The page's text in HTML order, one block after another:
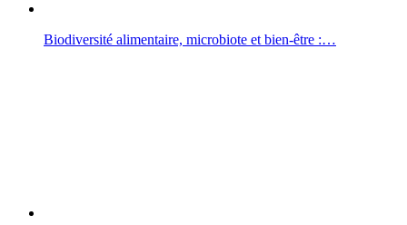
Biodiversité alimentaire, microbiote et bien-être :…